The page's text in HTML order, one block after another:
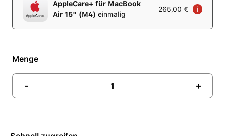
AppleCare+ für MacBook
Air 15" (M4) einmalig
265,00 € i
Menge
- +